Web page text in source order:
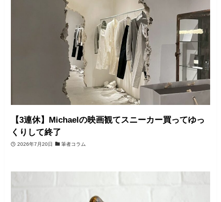
【3連休】Michaelの映画観てスニーカー買ってゆっ
くりして終了
2026年7月20日 筆者コラム